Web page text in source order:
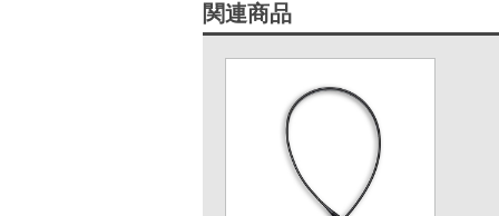
関連商品